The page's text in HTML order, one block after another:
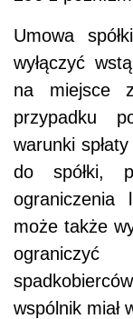
Umowa
wyłączyć
na miejsce
przypadku
warunki
do spółki,
ograniczenia
może także
ograniczyć
wspólnik miał